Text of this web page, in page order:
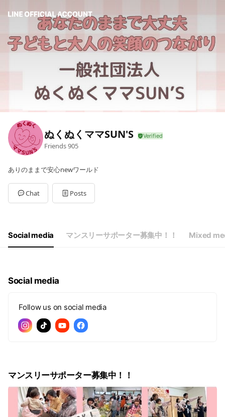
ぬくぬくママSUN'S
Friends905
ありのままで安心newワールド
Chat Posts
Social media マンスリーサポーター募集中！！ Mixed
Social media
Follow us on social media
マンスリーサポーター募集中！！